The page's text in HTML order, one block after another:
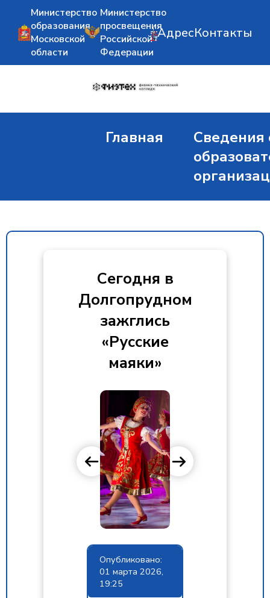
Министерство
образования
Московской
области
Министерство
просвещения
Российской
Федерации
АдресКонтакты
Главная
Сведения
Сегодня в
Долгопрудном
зажглись
«Русские
маяки»
Опубликовано:
01 марта 2026,
19:25